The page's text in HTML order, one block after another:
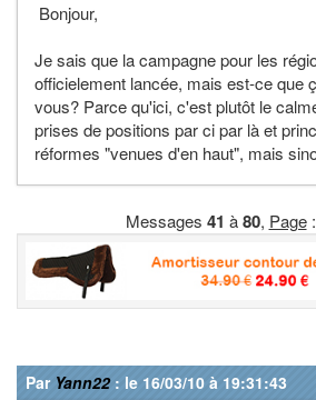
Bonjour,
Je sais que la campagne pour les
officielement lancée, mais est-ce que
vous? Parce qu'ici, c'est plutôt le
prises de positions par ci par là et
réformes "venues d'en haut", mais
Messages 41 à80, Page:
Par Yann22: le 16/03/10 à 19:31:43